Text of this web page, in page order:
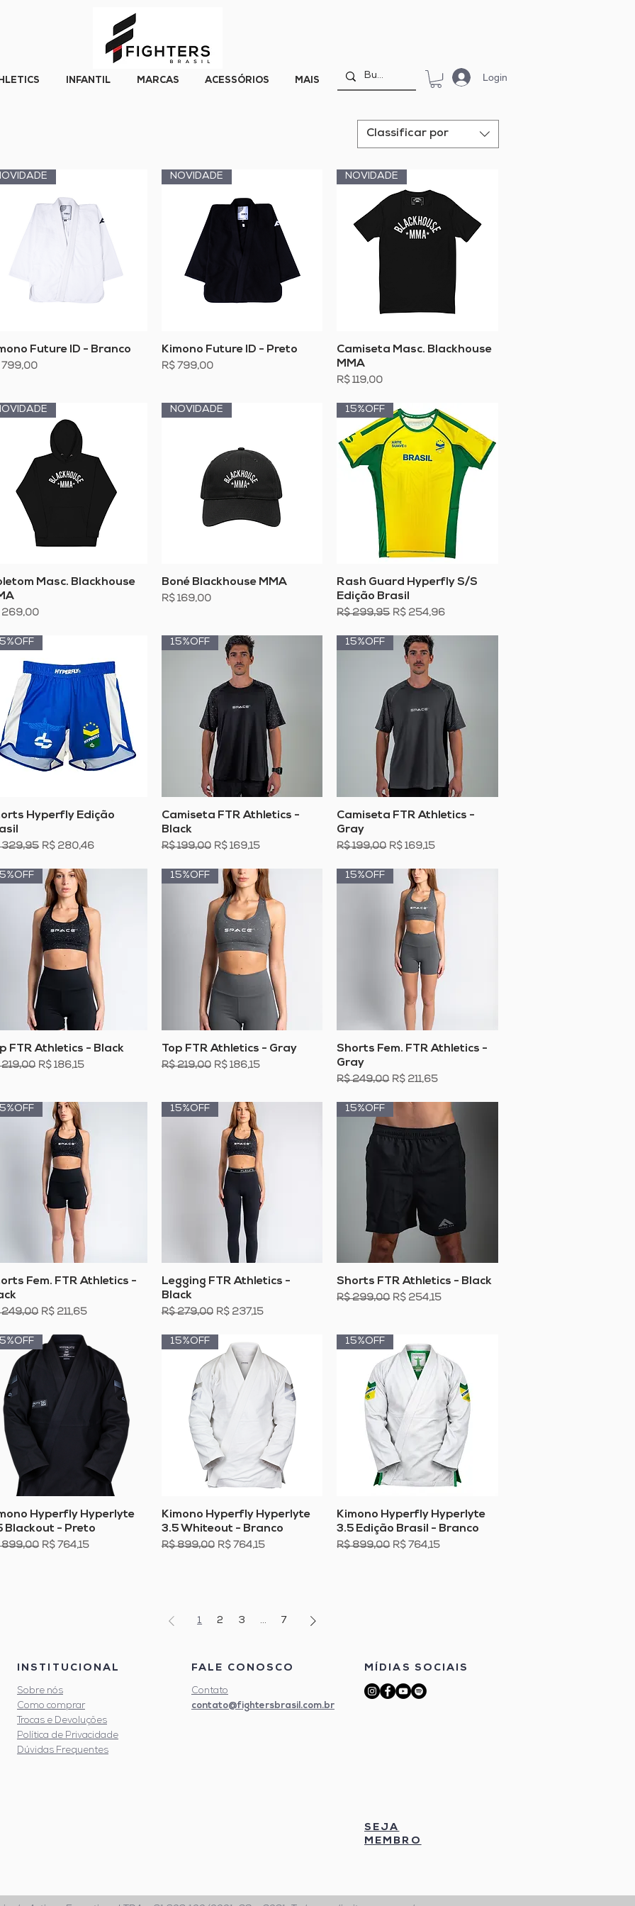
INFANTIL MARCAS ACESSÓRIOS MAIS Login
Classificar por
Visualização rápida
Future ID - Branco
799,00
Visualização rápida
NOVIDADE
Kimono Future ID - Preto
Preço
R$ 799,00
Visualização rápida
NOVIDADE
Camiseta Masc. Blackhouse
MMA
Preço
R$ 119,00
Visualização rápida
Masc. Blackhouse
269,00
Visualização rápida
NOVIDADE
Boné Blackhouse MMA
Preço
R$ 169,00
Visualização rápida
15%OFF
Rash Guard Hyperfly S/S
Edição Brasil
Preço normal
R$ 299,95 Preço promocional
R$ 254,96
Visualização rápida
Hyperfly Edição
normal
329,95 Preço promocional
R$ 280,46
Visualização rápida
15%OFF
Camiseta FTR Athletics -
Black
Preço normal
R$ 199,00 Preço promocional
R$ 169,15
Visualização rápida
15%OFF
Camiseta FTR Athletics -
Gray
Preço normal
R$ 199,00 Preço promocional
R$ 169,15
Visualização rápida
FTR Athletics - Black
normal
219,00 Preço promocional
R$ 186,15
Visualização rápida
15%OFF
Top FTR Athletics - Gray
Preço normal
R$ 219,00 Preço promocional
R$ 186,15
Visualização rápida
15%OFF
Shorts Fem. FTR Athletics -
Gray
Preço normal
R$ 249,00 Preço promocional
R$ 211,65
Visualização rápida
Fem. FTR Athletics -
normal
249,00 Preço promocional
R$ 211,65
Visualização rápida
15%OFF
Legging FTR Athletics -
Black
Preço normal
R$ 279,00 Preço promocional
R$ 237,15
Visualização rápida
15%OFF
Shorts FTR Athletics - Black
Preço normal
R$ 299,00 Preço promocional
R$ 254,15
Visualização rápida
Hyperfly Hyperlyte
Blackout - Preto
normal
899,00 Preço promocional
R$ 764,15
Visualização rápida
15%OFF
Kimono Hyperfly Hyperlyte
3.5 Whiteout - Branco
Preço normal
R$ 899,00 Preço promocional
R$ 764,15
Visualização rápida
15%OFF
Kimono Hyperfly Hyperlyte
3.5 Edição Brasil - Branco
Preço normal
R$ 899,00 Preço promocional
R$ 764,15
1 2 3 ... 7
INSTITUCIONAL
Sobre nós
Como comprar
Trocas e Devoluções
Política de Privacidade
Dúvidas Frequentes
FALE CONOSCO
Contato
contato@fightersbrasil.com.br
MÍDIAS SOCIAIS
SEJA
MEMBRO